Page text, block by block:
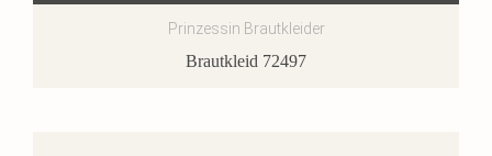
Prinzessin Brautkleider
Brautkleid 72497